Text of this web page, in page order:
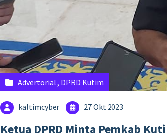
Advertorial , DPRD Kutim
kaltimcyber 27 Okt 2023
Ketua DPRD Minta Pemkab